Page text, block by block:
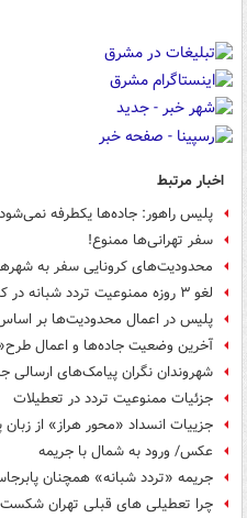
اخبار مرتبط
پلیس راهور: جاده‌ها یکطرفه نمی‌شود
سفر تهرانی‌ها ممنوع!
محدودیت‌های کرونایی سفر به
لغو ۳ روزه ممنوعیت تردد شبانه در کشور+جزئیات
پلیس در اعمال محدودیت‌ها بر
آخرین وضعیت جاده‌ها و اعمال
شهروندان نگران پیامک‌های ارسالی
جزئیات ممنوعیت تردد در تعطیلات
جزییات انسداد «محور هراز» از
عکس/ ورود به شمال با جریمه
جریمه «تردد شبانه» همچنان
چرا تعطیلی های قبلی تهران شکست